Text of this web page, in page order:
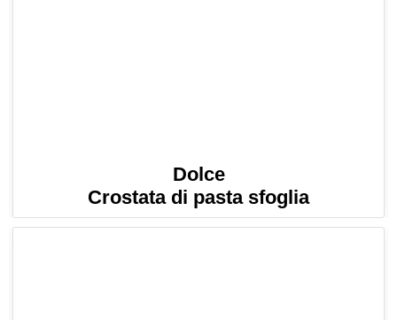
Dolce
Crostata di pasta sfoglia